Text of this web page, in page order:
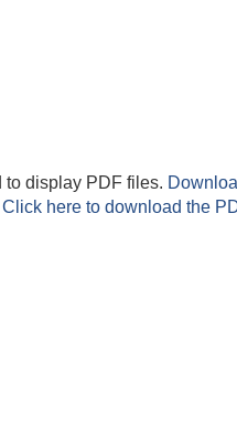
to display PDF files.
Click here to download the